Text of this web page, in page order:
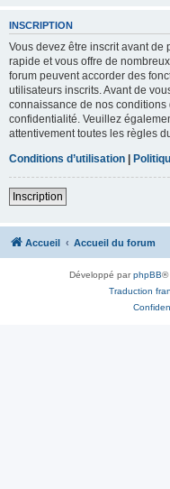
INSCRIPTION
Vous devez être inscrit avant de
rapide et vous offre de
forum peuvent accorder des
utilisateurs inscrits. Avant de
connaissance de nos conditions
confidentialité. Veuillez
attentivement toutes les règles
Conditions d’utilisation |
Inscription
Accueil Accueil du forum
Développé parphpBB®
Traduction